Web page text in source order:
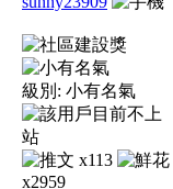
級別: 小有名氣
x113
x2959